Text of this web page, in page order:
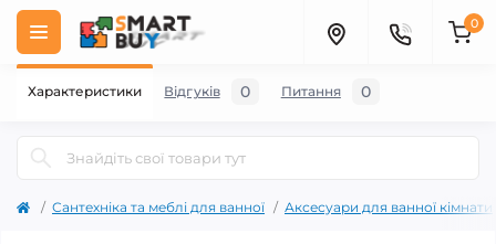
0
Сантехніка та меблі для ванної Аксесуари для ванної кімнати
Характеристики Відгуків 0 Питання 0